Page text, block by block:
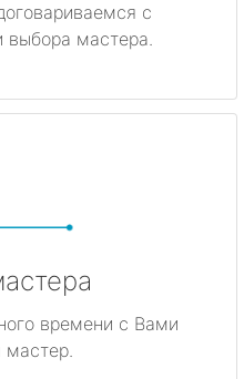
с
выбора мастера.
времени с Вами
мастер.